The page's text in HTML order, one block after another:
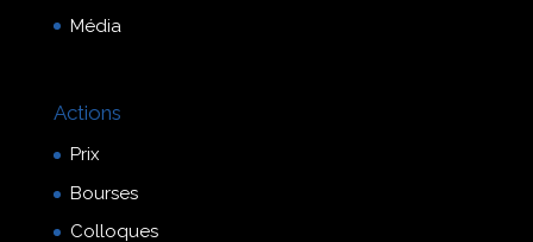
Média
Actions
Prix
Bourses
Colloques